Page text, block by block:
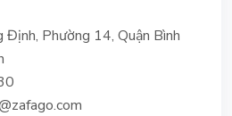
Phường 14, Quận Bình